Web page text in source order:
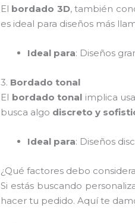
El bordado 3D, también
es ideal para diseños más
Ideal para: Diseños
3. Bordado tonal
El bordado tonal implica
busca algo discreto y
Ideal para: Diseños
¿Qué factores debo
Si estás buscando
hacer tu pedido. Aquí te